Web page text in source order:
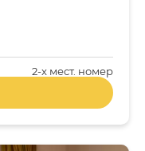
2-x мест. номер